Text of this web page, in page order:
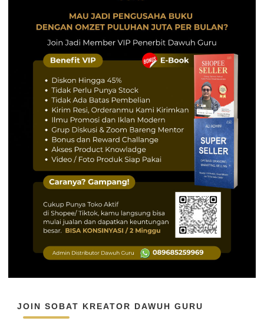
JOIN SOBAT KREATOR DAWUH GURU